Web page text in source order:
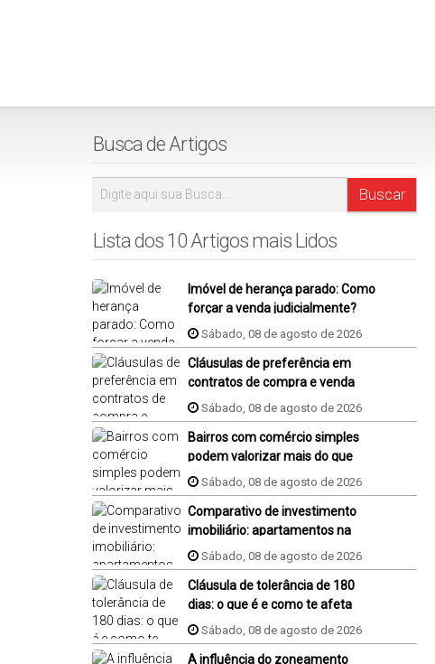
Busca de Artigos
Lista dos 10 Artigos mais Lidos
Imóvel de herança parado: Como
forçar a venda judicialmente?
Sábado, 08 de agosto de 2026
Cláusulas de preferência em
contratos de compra e venda
imóvel
Sábado, 08 de agosto de 2026
Bairros com comércio simples
podem valorizar mais do que
bairros famosos
Sábado, 08 de agosto de 2026
Comparativo de investimento
imobiliário: apartamentos na
plana em Jaraguá do Sul,
Florianópolis e Piçarras
Sábado, 08 de agosto de 2026
Cláusula de tolerância de 180
dias: o que é e como te afeta
compra de um imóvel na planta?
Sábado, 08 de agosto de 2026
A influência do zoneamento